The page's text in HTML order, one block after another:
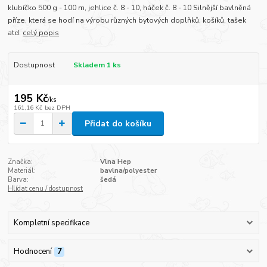
klubíčko 500 g - 100 m, jehlice č. 8 - 10, háček č. 8 - 10 Silnější bavlněná
příze, která se hodí na výrobu různých bytových doplňků, košíků, tašek
atd. celý popis
Dostupnost Skladem 1 ks
195 Kč/ks
161,16 Kč bez DPH
Přidat do košíku
Značka:
Vlna Hep
Materiál:
bavlna/polyester
Barva:
šedá
Hlídat cenu / dostupnost
Kompletní specifikace
Hodnocení 7